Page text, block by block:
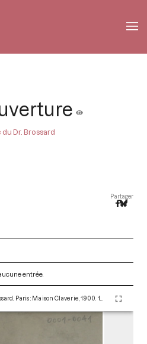
Dr. Brossard
Partager
entrée.